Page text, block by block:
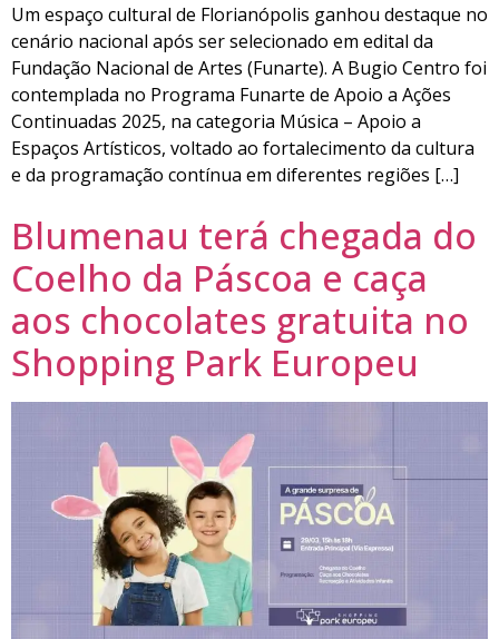
Um espaço cultural de Florianópolis ganhou destaque no
cenário nacional após ser selecionado em edital da
Fundação Nacional de Artes (Funarte). A Bugio Centro foi
contemplada no Programa Funarte de Apoio a Ações
Continuadas 2025, na categoria Música – Apoio a
Espaços Artísticos, voltado ao fortalecimento da cultura
e da programação contínua em diferentes regiões […]
Blumenau terá chegada do
Coelho da Páscoa e caça
aos chocolates gratuita no
Shopping Park Europeu